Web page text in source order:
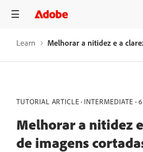
Learn
TUTORIAL ARTICLE INTERMEDIATE
Melhorar a nitidez
de imagens